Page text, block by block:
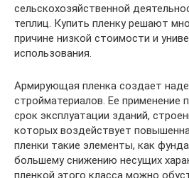
сельскохозяйственной
теплиц. Купить пленку решают
причине низкой стоимости и
использования.
Армирующая пленка создает
стройматериалов. Ее применение
срок эксплуатации зданий,
которых воздействует
пленки такие элементы, как
большему снижению несущих
пленкой этого класса можно